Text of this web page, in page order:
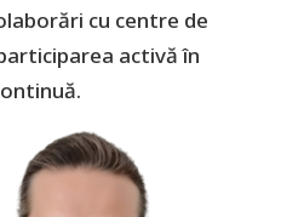
cu centre de
activă în